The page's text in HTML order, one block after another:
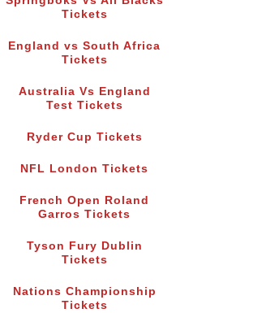
Tickets
England vs South Africa
Tickets
Australia Vs England
Test Tickets
Ryder Cup Tickets
NFL London Tickets
French Open Roland
Garros Tickets
Tyson Fury Dublin
Tickets
Nations Championship
Tickets